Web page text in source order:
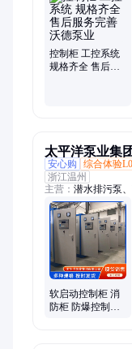
机泵、循环泵、离
调泵、锅炉泵、热
级泵
控制柜 工控系统
规格齐全 售后服
太平洋泵业集
安心购
综合体验L0
浙江温州
主营： 潜水排污泵
泵组、二次供水设
压泵、自吸泵、排
站、隔膜泵、热水
泵、不锈钢多级泵
程泵
软启动控制柜 消
防柜 防爆控制柜